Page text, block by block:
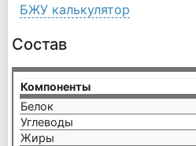
БЖУ калькулятор
Состав
Компоненты
Белок
Углеводы
Жиры